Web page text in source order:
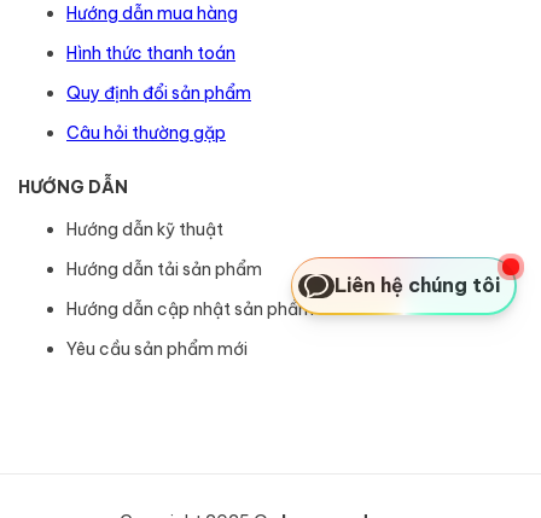
Hướng dẫn mua hàng
Hình thức thanh toán
Quy định đổi sản phẩm
Câu hỏi thường gặp
HƯỚNG DẪN
Hướng dẫn kỹ thuật
Hướng dẫn tải sản phẩm
Hướng dẫn cập nhật sản phẩm
Yêu cầu sản phẩm mới
Liên hệ chúng tôi